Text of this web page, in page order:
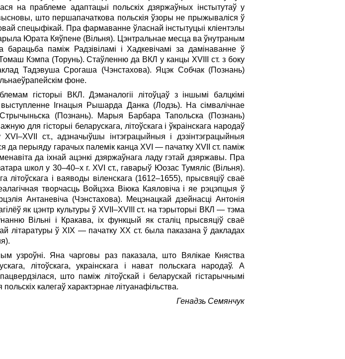
на праблеме адаптацыі польскіх дзяржаўных інстытутаў у
што першапачаткова польскія ўзоры не прыжываліся ў
спецыфікай. Пра фармаванне ўласнай інстытуцыі кліентэлы
Юрата Кяўпене (Вільня). Цэнтральнае месца ва ўнутраным
паміж Радзівіламі і Хадкевічамі за дамінаванне ў
Кэмпа (Торунь). Стаўленню да ВКЛ у канцы XVIII ст. з боку
Тадэвуша Срогаша (Чэнстахова). Яцэк Собчак (Познань)
фоне.
гісторыі ВКЛ. Дэманалогіі літоўцаў з іншымі балцкімі
Ігнацыя Рышарда Данка (Лодзь). На сімвалічнае
(Познань). Марыя Барбара Тапольска (Познань)
для гісторыі беларускага, літоўскага і ўкраінскага народаў
ст., адзначыўшы інтэграцыйныя і дэзінтэграцыйныя
да перыяду гарачых палемік канца XVI — пачатку XVII ст. паміж
да іхнай ацэнкі дзяржаўнага ладу гэтай дзяржавы. Пра
школ у 30–40–х г. XVI ст., гаварыў Юозас Тумяліс (Вільня).
літоўскага і ваяводы віленскага (1612–1655), прысвяціў сваё
творчасць Войцэха Віюка Каяловіча і яе рэцэпцыя ў
Антаневіча (Чэнстахова). Мецэнацкай дзейнасці Антонія
як цэнтр культуры ў XVII–XVIII ст. на тэрыторыі ВКЛ — тэма
Вільні і Кракава, іх функцый як сталіц прысвяціў сваё
літаратуры ў ХIХ — пачатку ХХ ст. была паказана ў дакладах
узроўні. Яна чарговы раз паказала, што Вялікае Княства
літоўскага, украінскага і нават польскага народаў. А
што паміж літоўскай і беларускай гістарычнымі
калегаў характэрнае літуанафільства.
Генадзь Семянчук